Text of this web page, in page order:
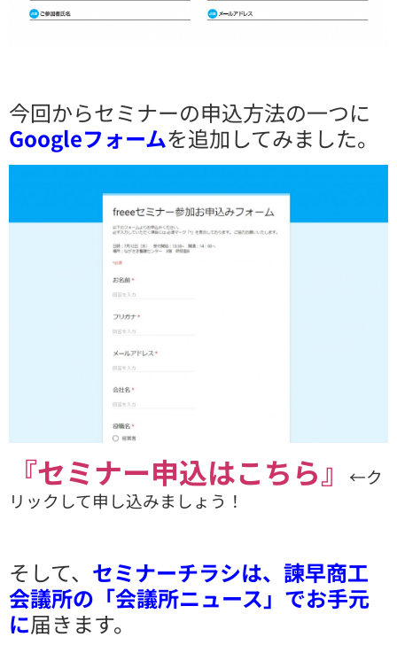
今回からセミナーの申込方法の一つに
Googleフォームを追加してみました。
『セミナー申込はこちら』
←ク
リックして申し込みましょう！
そして、 セミナーチラシは、諫早商工
会議所の「会議所ニュース」でお手元
に届きます。